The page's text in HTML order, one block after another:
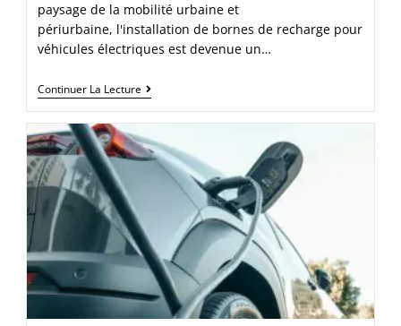
paysage de la mobilité urbaine et
périurbaine, l'installation de bornes de recharge pour
véhicules électriques est devenue un…
Continuer La Lecture